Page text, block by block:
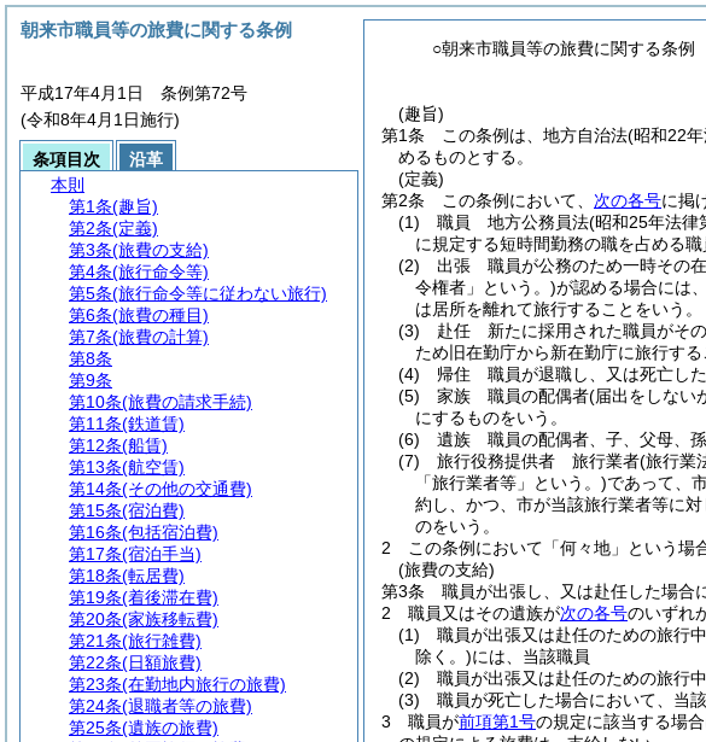
○朝来市職員等の旅費に関する条例
(趣旨)
第1条
この条例は、地方自治法(昭和22
めるものとする。
(定義)
第2条
この条例において、 次の各号に掲
(1)
職員 地方公務員法(昭和25年法律
に規定する短時間勤務の職を占める職
(2)
出張 職員が公務のため一時その
令権者」という。)が認める場合には
は居所を離れて旅行することをいう。
(3)
赴任 新たに採用された職員がそ
ため旧在勤庁から新在勤庁に旅行する
(4)
帰住 職員が退職し、又は死亡した
(5)
家族 職員の配偶者(届出をしない
にするものをいう。
(6)
遺族 職員の配偶者、子、父母、孫
(7)
旅行役務提供者 旅行業者(旅行業
「旅行業者等」という。)であって、
約し、かつ、市が当該旅行業者等に
のをいう。
2
この条例において「何々地」という場
(旅費の支給)
第3条
職員が出張し、又は赴任した場合
2
職員又はその遺族が次の各号のいずれ
(1)
職員が出張又は赴任のための旅行
除く。)には、当該職員
(2)
職員が出張又は赴任のための旅行
(3)
職員が死亡した場合において、当
3
職員が前項第1号の規定に該当する場
朝来市職員等の旅費に関する条例
平成17年4月1日 条例第72号
(令和8年4月1日施行)
条項目次
沿革
本則
第1条(趣旨)
第2条(定義)
第3条(旅費の支給)
第4条(旅行命令等)
第5条(旅行命令等に従わない旅行)
第6条(旅費の種目)
第7条(旅費の計算)
第8条
第9条
第10条(旅費の請求手続)
第11条(鉄道賃)
第12条(船賃)
第13条(航空賃)
第14条(その他の交通費)
第15条(宿泊費)
第16条(包括宿泊費)
第17条(宿泊手当)
第18条(転居費)
第19条(着後滞在費)
第20条(家族移転費)
第21条(旅行雑費)
第22条(日額旅費)
第23条(在勤地内旅行の旅費)
第24条(退職者等の旅費)
第25条(遺族の旅費)